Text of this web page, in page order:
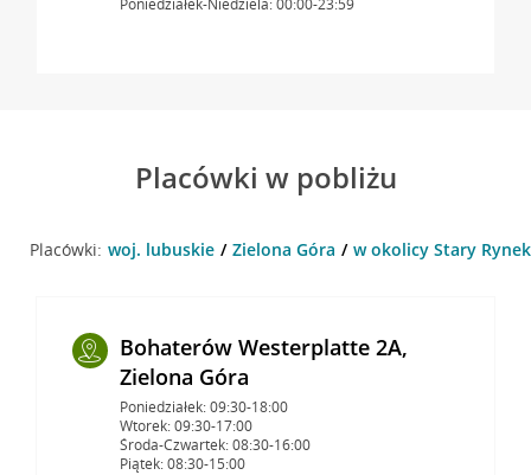
Placówki w pobliżu
Placówki: woj. lubuskie Zielona Góra w okolicy Stary
Bohaterów Westerplatte 2A,
Zielona Góra
Poniedziałek: 09:30-18:00
Wtorek: 09:30-17:00
Środa-Czwartek: 08:30-16:00
Piątek: 08:30-15:00